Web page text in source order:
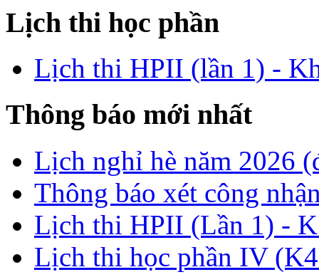
Lịch thi học phần
Lịch thi HPII (lần 1) -
Thông báo mới nhất
Lịch nghỉ hè năm 2026
Thông báo xét công
Lịch thi HPII (Lần 1) -
Lịch thi học phần IV